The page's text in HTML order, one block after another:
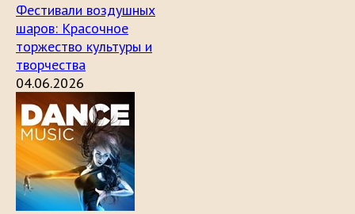
Фестивали воздушных
шаров: Красочное
торжество культуры и
творчества
04.06.2026